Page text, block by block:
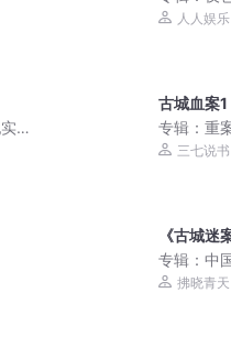
音乐人人娱乐
古城血案1
专辑：重
丨谜案追
三七说书
《古城迷
专辑：中
拂晓青天